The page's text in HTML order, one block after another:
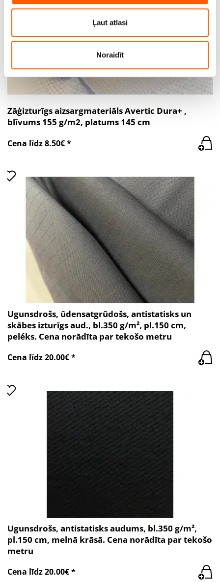
sociālās saziņas līdzekļu, reklamēšanas un analīzes
partneriem, kuri to var apvienot ar citu informāciju, ko
pakalpojumus.
Ļaut atlasi
Noraidīt
Zāģizturīgs aizsargmateriāls Avertic Dura+ ,
blīvums 155 g/m2, platums 145 cm
Cena līdz 8.50€ *
Ugunsdrošs, ūdensatgrūdošs, antistatisks un
skābes izturīgs aud., bl.350 g/m², pl.150 cm,
peléks. Cena norādīta par tekošo metru
Cena līdz 20.00€ *
Ugunsdrošs, antistatisks audums, bl.350 g/m²,
pl.150 cm, melnā krāsā. Cena norādīta par tekošo
metru
Cena līdz 20.00€ *